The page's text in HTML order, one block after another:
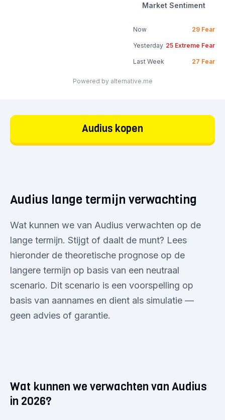
Market Sentiment
Now 29 Fear
Yesterday 25 Extreme Fear
Last Week 27 Fear
Powered by alternative.me
Audius kopen
Audius lange termijn verwachting
Wat kunnen we van Audius verwachten op de
lange termijn. Stijgt of daalt de munt? Lees
hieronder de theoretische prognose op de
langere termijn op basis van een neutraal
scenario. Dit scenario is een voorspelling op
basis van aannames en dient als simulatie —
geen advies of garantie.
Wat kunnen we verwachten van Audius
in 2026?